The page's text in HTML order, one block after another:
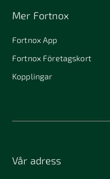
Mer Fortnox
Fortnox App
Fortnox Företagskort
Kopplingar
Vår adress